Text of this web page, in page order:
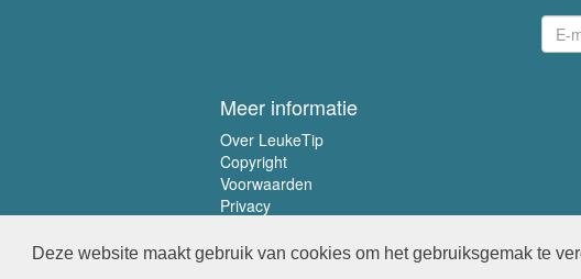
Deze website maakt gebruik van cookies om het gebruiksgemak te
Meer informatie
Over LeukeTip
Copyright
Voorwaarden
Privacy